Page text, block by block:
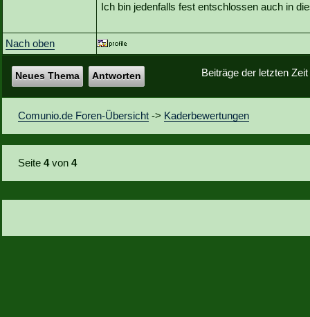
Ich bin jedenfalls fest entschlossen auch in
Nach oben
Beiträge der letzten
Neues Thema Antworten
Comunio.de Foren-Übersicht -> Kaderbewertungen
Seite4von4